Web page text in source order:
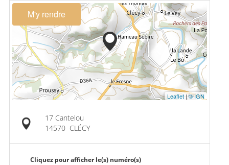
M'y rendre
Leaflet|© IGN
17 Cantelou
14570 CLÉCY
Cliquez pour afficher le(s) numéro(s)